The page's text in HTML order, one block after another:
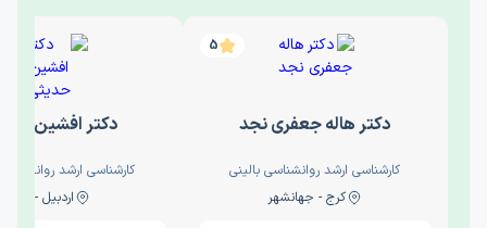
5
دکتر هاله جعفری نجد
کارشناسی ارشد روانشناسی بالینی
کرج - جهانشهر
دکتر افشین
کارشناسی ارشد
اردبیل - والی